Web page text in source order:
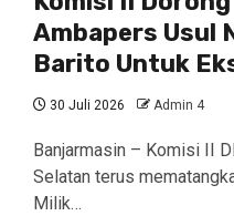
Ambapers Usul
Barito Untuk
30 Juli 2026 Admin 4
Banjarmasin – Komisi II
Selatan terus
Milik…